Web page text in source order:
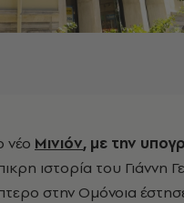
νέο Μινιόν, με την
ιστορία του Γιάννη
στην Ομόνοια